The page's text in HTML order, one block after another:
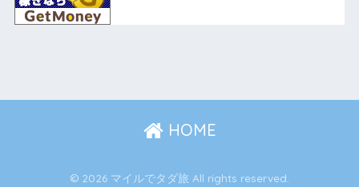
HOME
© 2026 マイルでタダ旅 All rights reserved.